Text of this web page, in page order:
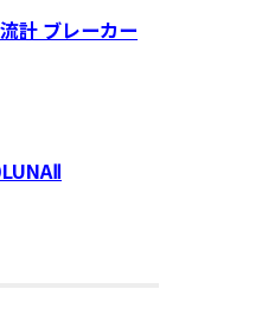
計 ブレーカー